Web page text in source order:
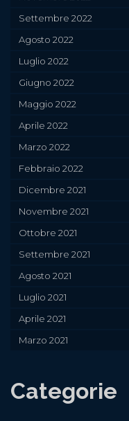
Settembre 2022
Agosto 2022
Luglio 2022
Giugno 2022
Maggio 2022
Aprile 2022
Marzo 2022
Febbraio 2022
Dicembre 2021
Novembre 2021
Ottobre 2021
Settembre 2021
Agosto 2021
Luglio 2021
Aprile 2021
Marzo 2021
Categorie